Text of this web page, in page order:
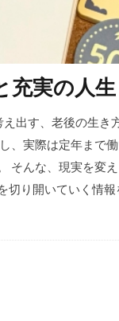
充実の人生
出す、老後の生き
、実際は定年まで
そんな、現実を変
切り開いていく情